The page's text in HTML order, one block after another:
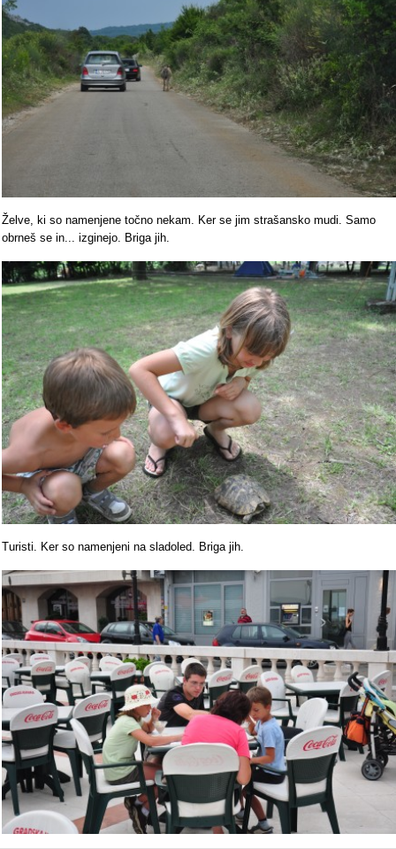
Želve, ki so namenjene točno nekam. Ker se jim strašansko mudi. Samo
obrneš se in... izginejo. Briga jih.
Turisti. Ker so namenjeni na sladoled. Briga jih.